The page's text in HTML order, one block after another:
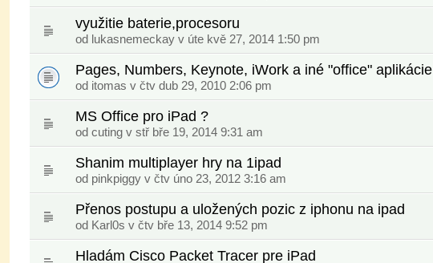
využitie baterie,procesoru
od lukasnemeckay v úte kvě 27, 2014 1:50 pm
Pages, Numbers, Keynote, iWork a iné "office" aplikácie
od itomas v čtv dub 29, 2010 2:06 pm
MS Office pro iPad ?
od cuting v stř bře 19, 2014 9:31 am
Shanim multiplayer hry na 1ipad
od pinkpiggy v čtv úno 23, 2012 3:16 am
Přenos postupu a uložených pozic z iphonu na ipad
od Karl0s v čtv bře 13, 2014 9:52 pm
Hladám Cisco Packet Tracer pre iPad